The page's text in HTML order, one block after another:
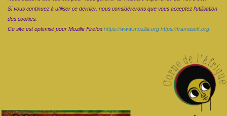
Si vous continuez à utiliser ce dernier, nous considérerons que vous acceptez l'utilisation
des cookies.
Ce site est optimisé pour Mozilla Firefoxhttps://www.mozilla.org https://framasoft.org